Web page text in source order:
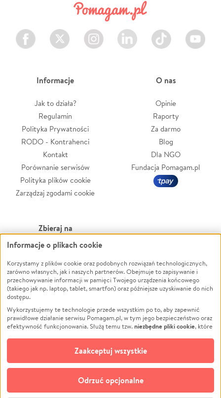
Facebook Twitter Instagram LinkedIn TikTok Youtube
Informacje
Jak to działa?
Regulamin
Polityka Prywatności
RODO - Kontrahenci
Kontakt
Porównanie serwisów
Polityka plików cookie
Zarządzaj zgodami cookie
O nas
Opinie
Raporty
Za darmo
Blog
Dla NGO
Fundacja Pomagam.pl
Zbieraj na
Leczenie
Zwierzęta
Pożar
Ukraina
Pomoc Finansowa
Projekty
Pogrzeb
Społeczność lokalna
Kultura
Powódź
Wichura
NGO
Edukacja
Podróż
Impreza
Ochrona środowiska
Biznes
Informacje o plikach cookie
Korzystamy z plików cookie oraz podobnych rozwiązań technologicznych,
zarówno własnych, jak i naszych partnerów. Obejmuje to zapisywanie i
przechowywanie informacji w pamięci Twojego urządzenia końcowego
(takiego jak np. laptop, tablet, smartfon) oraz późniejsze uzyskiwanie do nich
dostępu.
Wykorzystujemy te technologie przede wszystkim po to, aby zapewnić
prawidłowe działanie serwisu Pomagam.pl, w tym jego bezpieczeństwo oraz
efektywność funkcjonowania. Służą temu tzw.niezbędne pliki cookie, które
opcjonalnych plików cookie
technologii do celów analitycznych i retargetingowych. Możesz wyrazić
zgodę na ich stosowanie lub jej odmówić. W dowolnym momencie masz
możliwość zmiany swoich preferencji na stronie „Zarządzaj zgodami cookie”,
do której link znajdziesz w stopce serwisu Pomagam.pl. Opcjonalne pliki
cookie wykorzystywane są w następujących celach:
Odrzuć opcjonalne
Zaakceptuj wszystkie